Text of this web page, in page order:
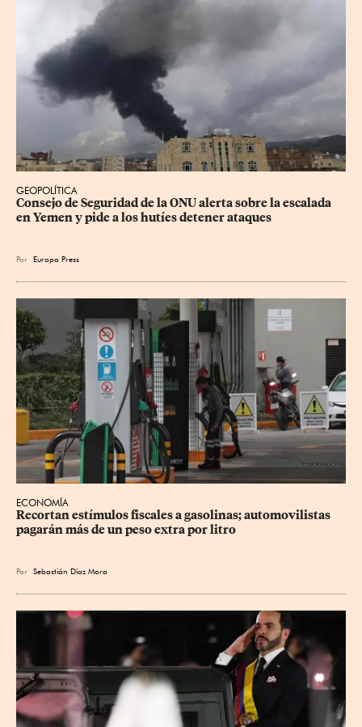
GEOPOLÍTICA
Consejo de Seguridad de la ONU alerta sobre la escalada
en Yemen y pide a los hutíes detener ataques
Por Europa Press
ECONOMÍA
Recortan estímulos fiscales a gasolinas; automovilistas
pagarán más de un peso extra por litro
Por Sebastián Díaz Mora